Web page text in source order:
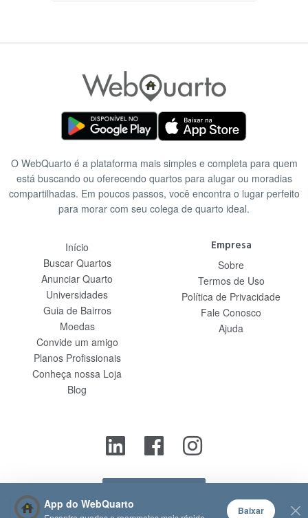
App do WebQuarto Baixar
O WebQuarto é a plataforma mais simples e completa para quem
está buscando ou oferecendo quartos para alugar ou moradias
compartilhadas. Em poucos passos, você encontra o lugar perfeito
para morar com seu colega de quarto ideal.
Início
Buscar Quartos
Anunciar Quarto
Universidades
Guia de Bairros
Moedas
Convide um amigo
Planos Profissionais
Conheça nossa Loja
Blog
Empresa
Sobre
Termos de Uso
Política de Privacidade
Fale Conosco
Ajuda